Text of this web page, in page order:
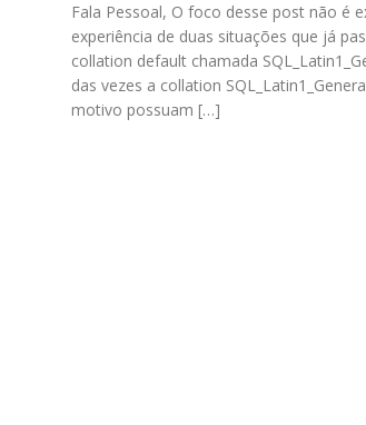
Fala Pessoal, O foco desse post não é
experiência de duas situações que já
collation default chamada
das vezes a collation
motivo possuam […]